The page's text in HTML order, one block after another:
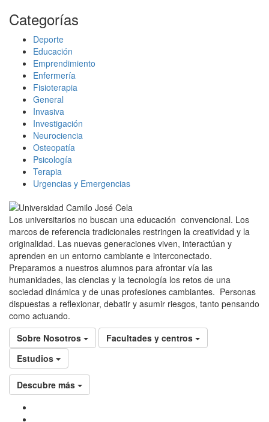
Categorías
Deporte
Educación
Emprendimiento
Enfermería
Fisioterapia
General
Invasiva
Investigación
Neurociencia
Osteopatía
Psicología
Terapia
Urgencias y Emergencias
Los universitarios no buscan una educación convencional. Los
marcos de referencia tradicionales restringen la creatividad y la
originalidad. Las nuevas generaciones viven, interactúan y
aprenden en un entorno cambiante e interconectado.
Preparamos a nuestros alumnos para afrontar vía las
humanidades, las ciencias y la tecnología los retos de una
sociedad dinámica y de unas profesiones cambiantes. Personas
dispuestas a reflexionar, debatir y asumir riesgos, tanto pensando
como actuando.
Sobre Nosotros
Facultades y centros
Estudios
Descubre más